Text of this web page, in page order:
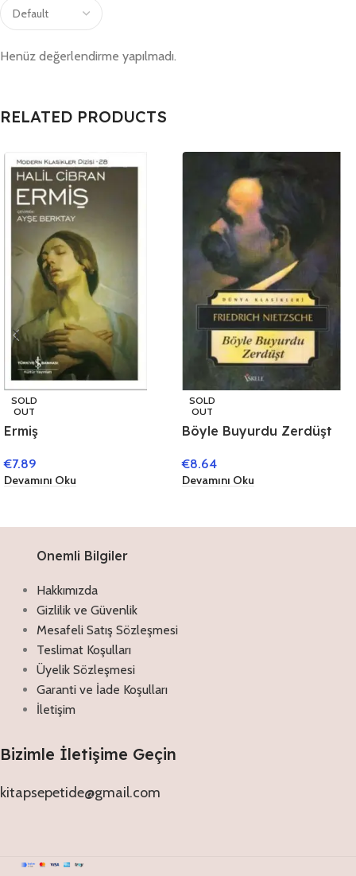
Henüz değerlendirme yapılmadı.
RELATED PRODUCTS
SOLD
OUT
Ermiş
€7.89
Devamını Oku
SOLD
OUT
Böyle Buyurdu Zerdüşt
€8.64
Devamını Oku
Onemli Bilgiler
Hakkımızda
Gizlilik ve Güvenlik
Mesafeli Satış Sözleşmesi
Teslimat Koşulları
Üyelik Sözleşmesi
Garanti ve İade Koşulları
İletişim
Bizimle İletişime Geçin
kitapsepetide@gmail.com